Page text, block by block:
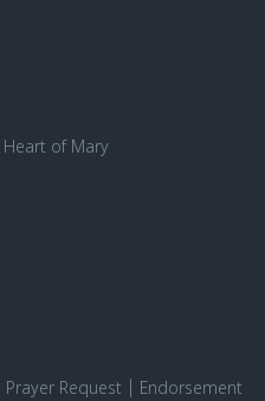
of Mary
Prayer Request
Endorsement